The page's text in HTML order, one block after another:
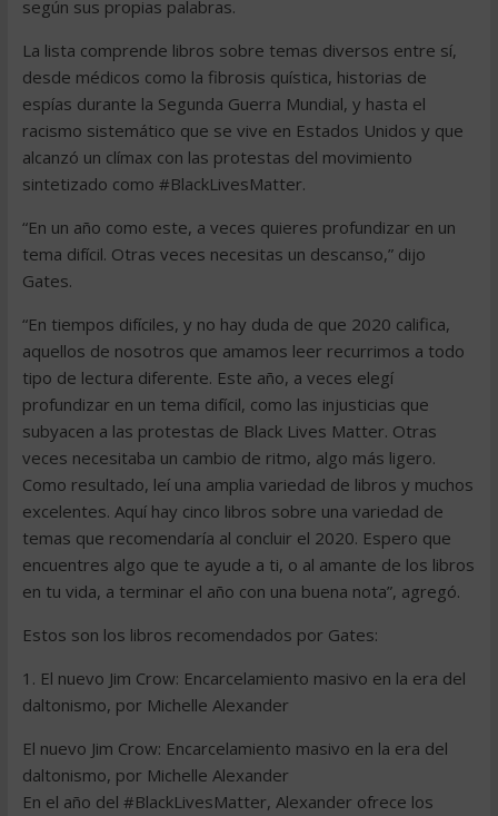
según sus propias palabras.
La lista comprende libros sobre temas diversos entre sí,
desde médicos como la fibrosis quística, historias de
espías durante la Segunda Guerra Mundial, y hasta el
racismo sistemático que se vive en Estados Unidos y que
alcanzó un clímax con las protestas del movimiento
sintetizado como #BlackLivesMatter.
“En un año como este, a veces quieres profundizar en un
tema difícil. Otras veces necesitas un descanso,” dijo
Gates.
“En tiempos difíciles, y no hay duda de que 2020 califica,
aquellos de nosotros que amamos leer recurrimos a todo
tipo de lectura diferente. Este año, a veces elegí
profundizar en un tema difícil, como las injusticias que
subyacen a las protestas de Black Lives Matter. Otras
veces necesitaba un cambio de ritmo, algo más ligero.
Como resultado, leí una amplia variedad de libros y muchos
excelentes. Aquí hay cinco libros sobre una variedad de
temas que recomendaría al concluir el 2020. Espero que
encuentres algo que te ayude a ti, o al amante de los libros
en tu vida, a terminar el año con una buena nota”, agregó.
Estos son los libros recomendados por Gates:
1. El nuevo Jim Crow: Encarcelamiento masivo en la era del
daltonismo, por Michelle Alexander
El nuevo Jim Crow: Encarcelamiento masivo en la era del
daltonismo, por Michelle Alexander
En el año del #BlackLivesMatter, Alexander ofrece los